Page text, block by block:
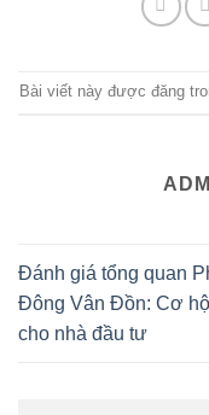
Bài viết này được đăng
Đánh giá tổng quan
Đông Vân Đồn: Cơ
cho nhà đầu tư